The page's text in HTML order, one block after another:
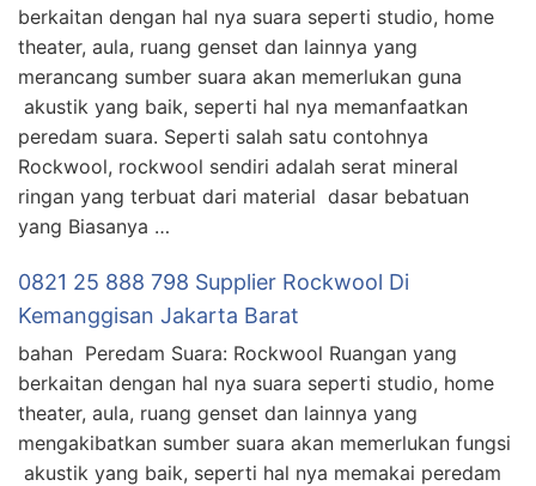
berkaitan dengan hal nya suara seperti studio, home
theater, aula, ruang genset dan lainnya yang
merancang sumber suara akan memerlukan guna
akustik yang baik, seperti hal nya memanfaatkan
peredam suara. Seperti salah satu contohnya
Rockwool, rockwool sendiri adalah serat mineral
ringan yang terbuat dari material dasar bebatuan
yang Biasanya …
0821 25 888 798 Supplier Rockwool Di
Kemanggisan Jakarta Barat
bahan Peredam Suara: Rockwool Ruangan yang
berkaitan dengan hal nya suara seperti studio, home
theater, aula, ruang genset dan lainnya yang
mengakibatkan sumber suara akan memerlukan fungsi
akustik yang baik, seperti hal nya memakai peredam